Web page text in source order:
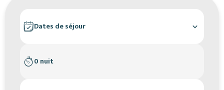
Dates de séjour
0 nuit